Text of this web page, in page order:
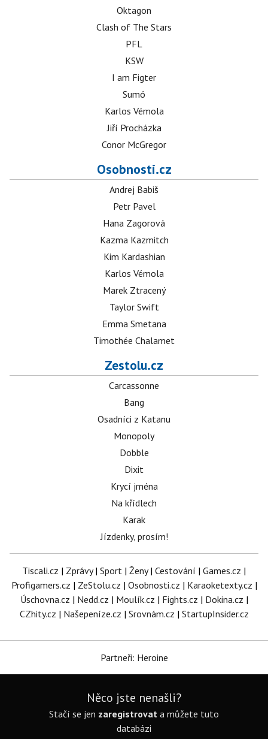
Oktagon
Clash of The Stars
PFL
KSW
I am Figter
Sumó
Karlos Vémola
Jiří Procházka
Conor McGregor
Osobnosti.cz
Andrej Babiš
Petr Pavel
Hana Zagorová
Kazma Kazmitch
Kim Kardashian
Karlos Vémola
Marek Ztracený
Taylor Swift
Emma Smetana
Timothée Chalamet
Zestolu.cz
Carcassonne
Bang
Osadníci z Katanu
Monopoly
Dobble
Dixit
Krycí jména
Na křídlech
Karak
Jízdenky, prosím!
Tiscali.cz | Zprávy| Sport | Ženy| Cestování | Games.cz |
Profigamers.cz | ZeStolu.cz | Osobnosti.cz | Karaoketexty.cz |
Úschovna.cz | Nedd.cz | Moulík.cz | Fights.cz | Dokina.cz |
CZhity.cz | Našepeníze.cz | Srovnám.cz | StartupInsider.cz
Partneři: Heroine
Něco jste nenašli?
Stačí se jen zaregistrovat a můžete tuto
databázi